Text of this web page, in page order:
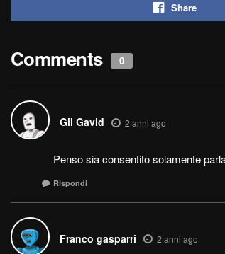
Share
Comments 0
Gil Gavid 2 anni ago
Penso sia consentito solamente
Rispondi
Franco gasparri 2 anni ago